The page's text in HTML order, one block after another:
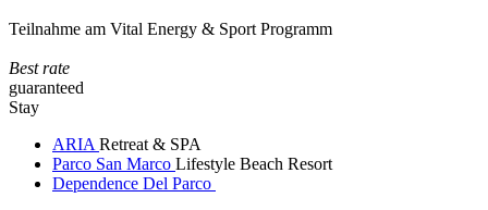
Teilnahme am Vital Energy & Sport Programm
Best rate
guaranteed
Stay
ARIA Retreat & SPA
Parco San Marco Lifestyle Beach Resort
Dependence Del Parco